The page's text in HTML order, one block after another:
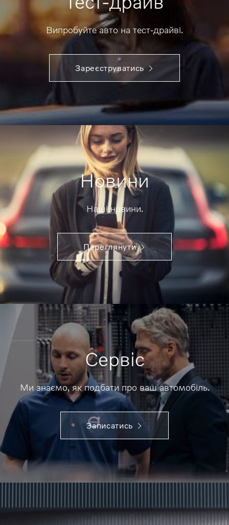
Випробуйте авто на тест-драйві.
Зареєструватись
Новини
Наші новини.
Переглянути
Сервіс
Ми знаємо, як подбати про ваш автомобіль.
Записатись